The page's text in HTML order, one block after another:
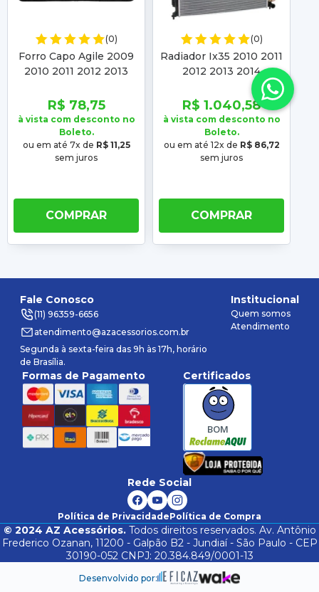
(0)
Forro Capo Agile 2009
2010 2011 2012 2013
2013 2014 2015 2016
2017 2018 2019
R$ 78,75
à vista com desconto no
Boleto.
ou em até 7x de R$ 11,25
sem juros
COMPRAR
(0)
Radiador Ix35 2010 2011
2012 2013 2014
Sportage 2011 2012
2013 2014 2015 2016
Automático Manual
R$ 1.040,58
à vista com desconto no
Boleto.
ou em até 12x de R$ 86,72
sem juros
COMPRAR
Fale Conosco
(11) 96359-6656
atendimento@azacessorios.com.br
Segunda à sexta-feira das 9h às 17h, horário
de Brasília.
Institucional
Quem somos
Atendimento
Formas de Pagamento Certificados
BOM
Rede Social
Política de PrivacidadePolítica de Compra
© 2024 AZ Acessórios.Todos direitos reservados. Av. Antônio
Frederico Ozanan, 11200 - Galpão B2 - Jundiaí - São Paulo - CEP
30190-052 CNPJ: 20.384.849/0001-13
Desenvolvido por: